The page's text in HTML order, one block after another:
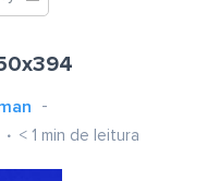
< 1 min de leitura